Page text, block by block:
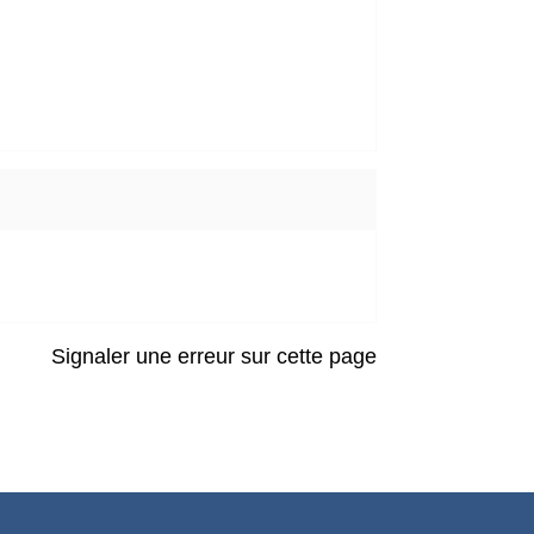
Signaler une erreur sur cette page